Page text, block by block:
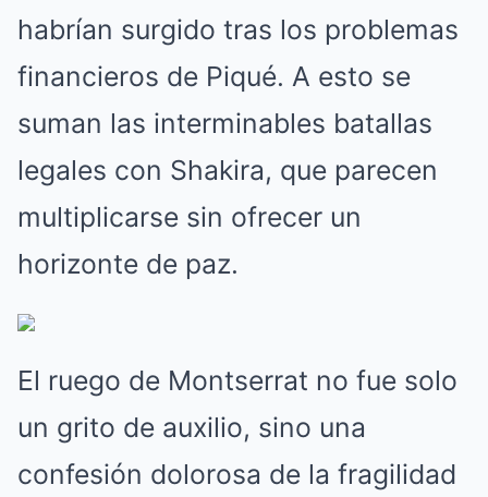
habrían surgido tras los problemas
financieros de Piqué. A esto se
suman las interminables batallas
legales con Shakira, que parecen
multiplicarse sin ofrecer un
horizonte de paz.
El ruego de Montserrat no fue solo
un grito de auxilio, sino una
confesión dolorosa de la fragilidad